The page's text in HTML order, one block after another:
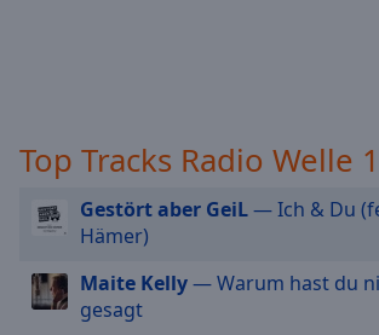
opens
subtitles
settings
dialog
subtitles
off
selected
Top Tracks Radio Welle
Gestört aber GeiL— Ich & Du
Hämer)
Maite Kelly— Warum hast du
gesagt